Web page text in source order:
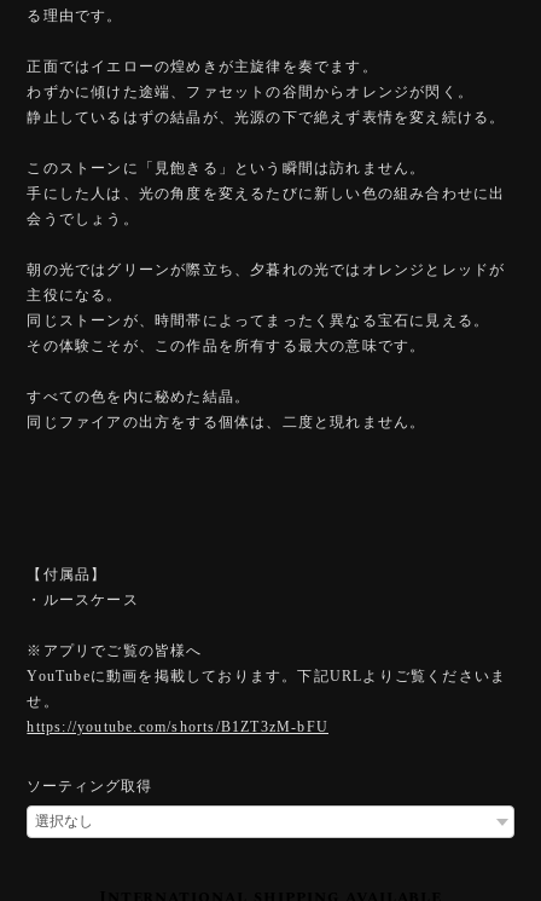
る理由です。
正面ではイエローの煌めきが主旋律を奏でます。
わずかに傾けた途端、ファセットの谷間からオレンジが閃く。
静止しているはずの結晶が、光源の下で絶えず表情を変え続ける。
このストーンに「見飽きる」という瞬間は訪れません。
手にした人は、光の角度を変えるたびに新しい色の組み合わせに出
会うでしょう。
朝の光ではグリーンが際立ち、夕暮れの光ではオレンジとレッドが
主役になる。
同じストーンが、時間帯によってまったく異なる宝石に見える。
その体験こそが、この作品を所有する最大の意味です。
すべての色を内に秘めた結晶。
同じファイアの出方をする個体は、二度と現れません。
【付属品】
・ルースケース
※アプリでご覧の皆様へ
YouTubeに動画を掲載しております。下記URLよりご覧くださいま
せ。
https://youtube.com/shorts/B1ZT3zM-bFU
ソーティング取得